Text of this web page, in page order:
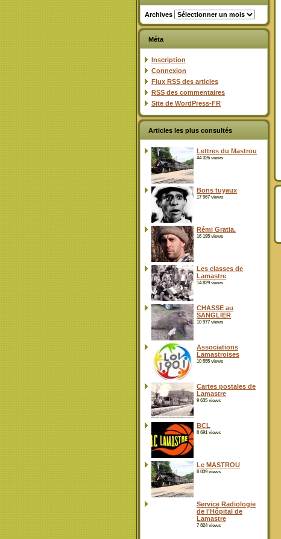
Archives
Méta
Inscription
Connexion
Flux RSS des articles
RSS des commentaires
Site de WordPress-FR
Articles les plus consultés
Lettres du Mastrou
44 326 views
Bons tuyaux
17 967 views
Rémi Gratia.
16 195 views
Les classes de
Lamastre
14 829 views
CHASSE au
SANGLIER
10 977 views
Associations
Lamastroises
10 555 views
Cartes postales de
Lamastre
9 635 views
BCL
8 691 views
Le MASTROU
8 039 views
Service Radiologie
de l’Hôpital de
Lamastre
7 824 views